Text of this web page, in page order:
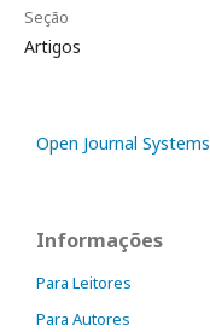
Seção
Artigos
Open Journal Systems
Informações
Para Leitores
Para Autores